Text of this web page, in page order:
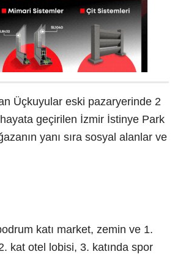
Üçkuyular eski pazaryerinde 2
hayata geçirilen İzmir İstinye Park
yanı sıra sosyal alanlar ve
katı market, zemin ve 1.
kat otel lobisi, 3. katında spor